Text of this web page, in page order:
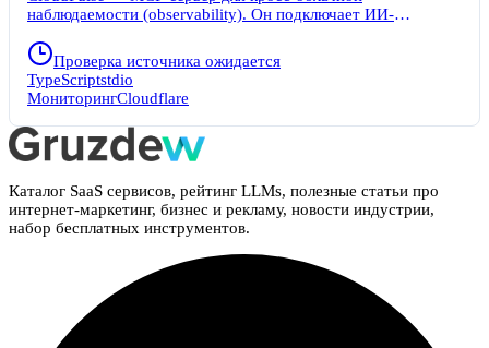
наблюдаемости (observability). Он подключает ИИ-
Cloudflare. Разработчики и DevOps-инженеры
диагностируют инциденты, не переключаясь между
консолями облачных провайдеров. Сервер работает прямо
из редактора кода или Claude Desktop, собирая логи,
метрики и карту сервисов.
Проверка источника ожидается
TypeScriptstdio
МониторингCloudflare
Каталог SaaS сервисов, рейтинг LLMs, полезные статьи про
интернет-маркетинг, бизнес и рекламу, новости индустрии,
набор бесплатных инструментов.